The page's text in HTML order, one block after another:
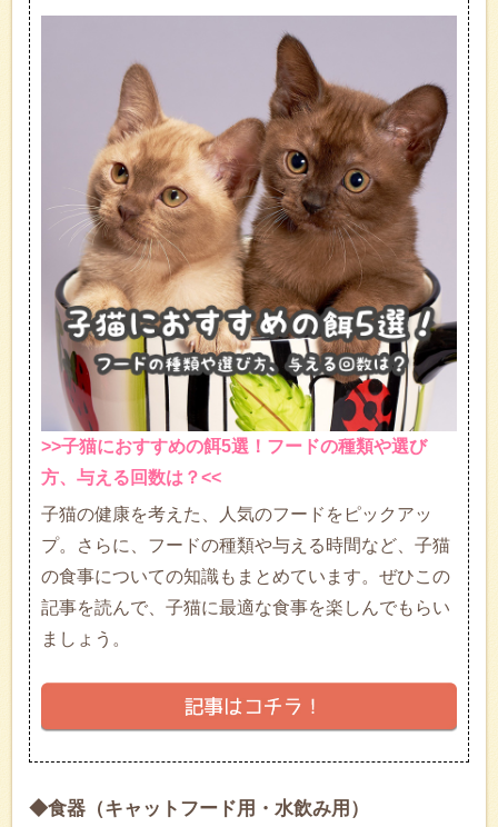
>>子猫におすすめの餌5選！フードの種類や選び
方、与える回数は？<<
子猫の健康を考えた、人気のフードをピックアッ
プ。さらに、フードの種類や与える時間など、子猫
の食事についての知識もまとめています。ぜひこの
記事を読んで、子猫に最適な食事を楽しんでもらい
ましょう。
◆食器（キャットフード用・水飲み用）